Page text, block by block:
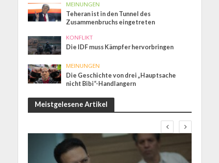
MEINUNGEN
Teheran ist in den Tunnel des
Zusammenbruchs eingetreten
KONFLIKT
Die IDF muss Kämpfer hervorbringen
MEINUNGEN
Die Geschichte von drei „Hauptsache
nicht Bibi“-Handlangern
Meistgelesene Artikel